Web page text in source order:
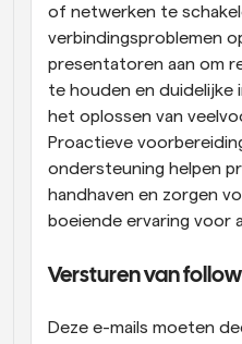
of netwerken te
verbindingsproblemen
presentatoren aan om
te houden en
het oplossen van
Proactieve
ondersteuning helpen
handhaven en zorgen
boeiende ervaring voor
Versturen van
Deze e-mails moeten